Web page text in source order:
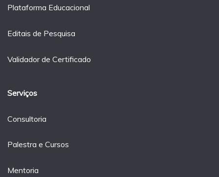
Plataforma Educacional
Editais de Pesquisa
Validador de Certificado
Serviços
Consultoria
Palestra e Cursos
Mentoria